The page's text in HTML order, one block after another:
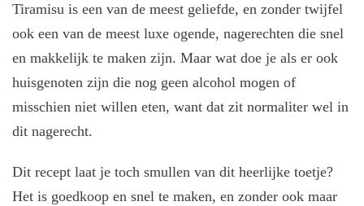
Tiramisu is een van de meest geliefde, en zonder twijfel
ook een van de meest luxe ogende, nagerechten die snel
en makkelijk te maken zijn. Maar wat doe je als er ook
huisgenoten zijn die nog geen alcohol mogen of
misschien niet willen eten, want dat zit normaliter wel in
dit nagerecht.
Dit recept laat je toch smullen van dit heerlijke toetje?
Het is goedkoop en snel te maken, en zonder ook maar